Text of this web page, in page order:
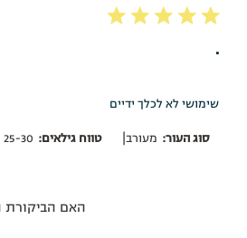
.
שימושי לא לכלך ידיים
סוג העור: מעורב| טווח גילאים: 25-30
האם הביקורת